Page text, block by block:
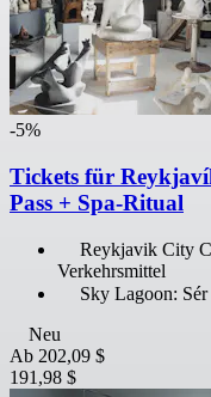
-5%
Tickets für
Pass + Spa-Ritual
Reykjavik City
Verkehrsmittel
Sky Lagoon:
Neu
Ab 202,09 $
191,98 $